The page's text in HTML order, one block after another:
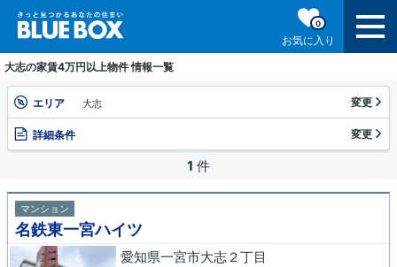
お気に入り
0
大志の家賃4万円以上物件 情報一覧
エリア 大志 変更
詳細条件 変更
1 件
マンション
名鉄東一宮ハイツ
愛知県一宮市大志２丁目